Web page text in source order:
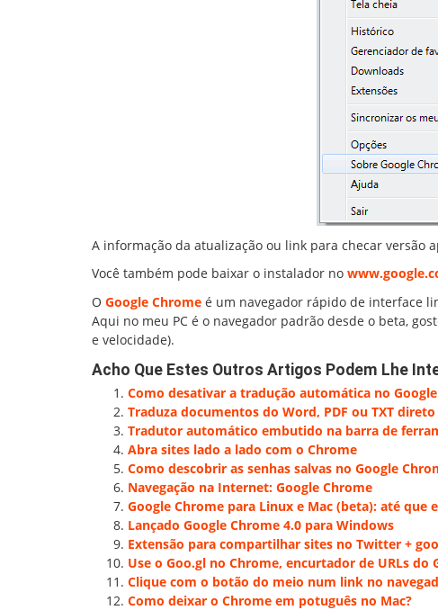
A informação da atualização ou link para checar versão
Você também pode baixar o instalador no
O Google Chrome é um navegador rápido de interface
Aqui no meu PC é o navegador padrão desde o beta,
e velocidade).
Acho Que Estes Outros Artigos Podem Lhe
Como desativar a tradução automática no
Traduza documentos do Word, PDF ou TXT
Tradutor automático embutido na barra de
Abra sites lado a lado com o Chrome
Como descobrir as senhas salvas no Google
Navegação na Internet: Google Chrome
Google Chrome para Linux e Mac (beta): até que
Lançado Google Chrome 4.0 para Windows
Extensão para compartilhar sites no Twitter +
Use o Goo.gl no Chrome, encurtador de URLs do
Clique com o botão do meio num link no
Como deixar o Chrome em potuguês no Mac?